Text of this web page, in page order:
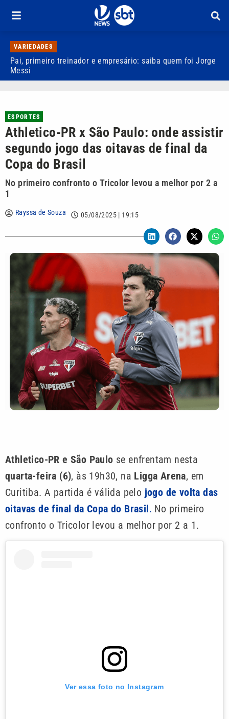
VARIEDADES
Pai, primeiro treinador e empresário: saiba quem foi Jorge
Messi
ESPORTES
Athletico-PR x São Paulo: onde assistir
segundo jogo das oitavas de final da
Copa do Brasil
No primeiro confronto o Tricolor levou a melhor por 2 a
1
Rayssa de Souza 05/08/2025 | 19:15
Athletico-PR e São Paulo se enfrentam nesta
quarta-feira (6), às 19h30, na Ligga Arena, em
Curitiba. A partida é válida pelo jogo de volta das
oitavas de final da Copa do Brasil. No primeiro
confronto o Tricolor levou a melhor por 2 a 1.
Ver essa foto no Instagram